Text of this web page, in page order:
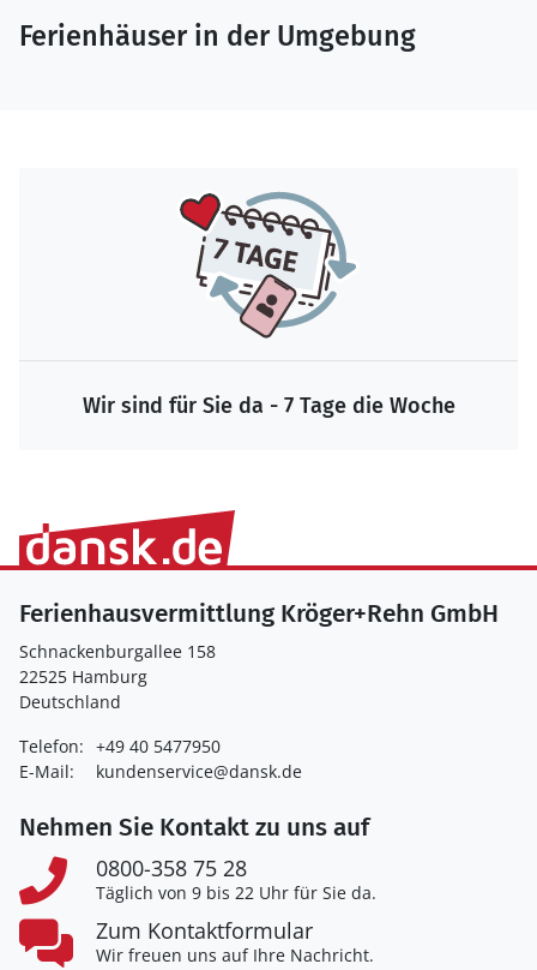
Ferienhäuser in der Umgebung
Wir sind für Sie da - 7 Tage die Woche
Ferienhausvermittlung Kröger+Rehn GmbH
Schnackenburgallee 158
22525 Hamburg
Deutschland
Telefon: +49 40 5477950
E-Mail:
kundenservice@dansk.de
Nehmen Sie Kontakt zu uns auf
0800-358 75 28
Täglich von 9 bis 22 Uhr für Sie da.
Zum Kontaktformular
Wir freuen uns auf Ihre Nachricht.